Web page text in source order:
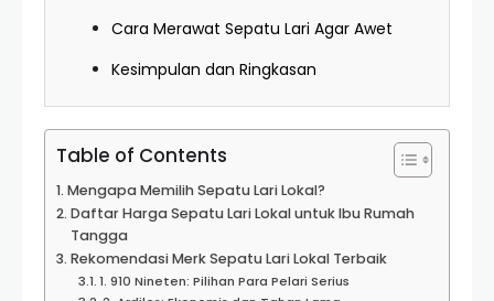
Cara Merawat Sepatu Lari Agar Awet
Kesimpulan dan Ringkasan
Table of Contents
Mengapa Memilih Sepatu Lari Lokal?
Daftar Harga Sepatu Lari Lokal untuk Ibu Rumah
Tangga
Rekomendasi Merk Sepatu Lari Lokal Terbaik
1. 910 Nineten: Pilihan Para Pelari Serius